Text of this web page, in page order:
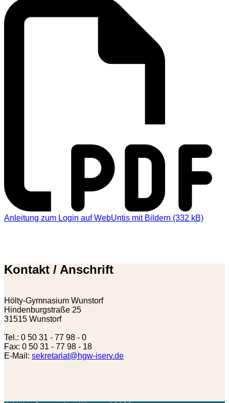
Anleitung zum Login auf WebUntis mit Bildern (332 kB)
Kontakt / Anschrift
Hölty-Gymnasium Wunstorf
Hindenburgstraße 25
31515 Wunstorf
Tel.: 0 50 31 - 77 98 - 0
Fax: 0 50 31 - 77 98 - 18
E-Mail: sekretariat@hgw-iserv.de